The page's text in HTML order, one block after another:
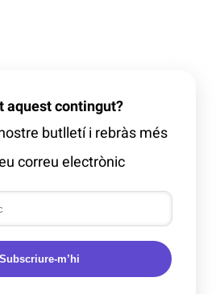
aquest contingut?
butlletí i rebràs més
correu electrònic
Subscriure-m’hi